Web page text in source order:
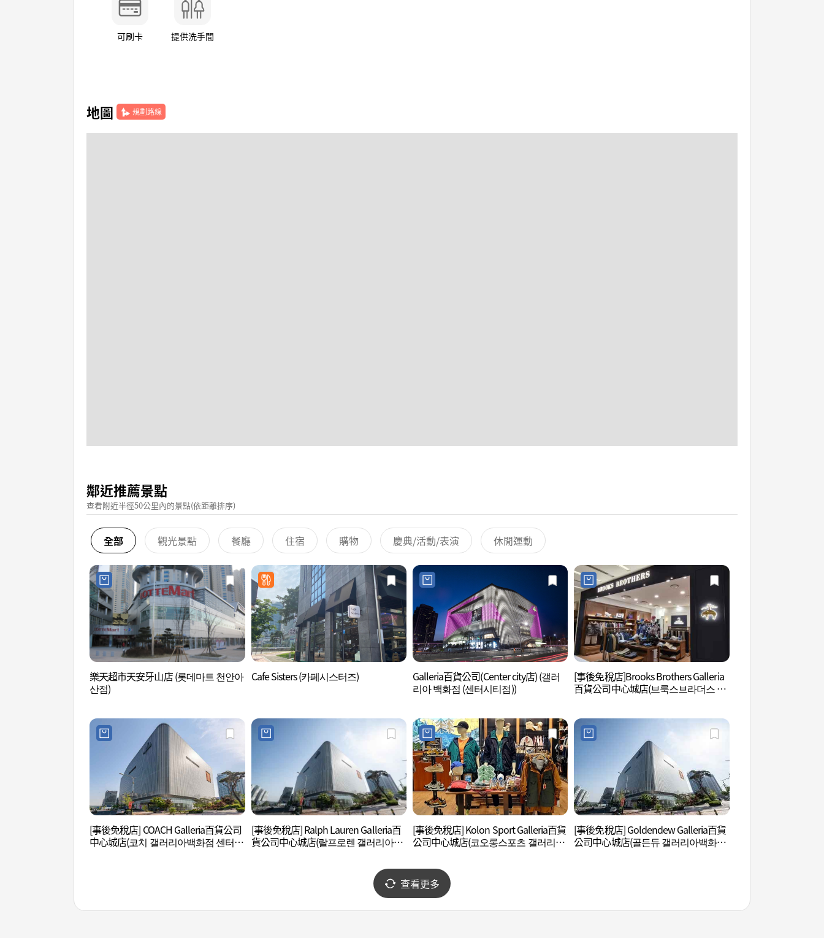
可刷卡 提供洗手間
地圖 規劃路線
鄰近推薦景點
查看附近半徑50公里內的景點(依距離排序)
全部 觀光景點 餐廳 住宿 購物 慶典/活動/表演 休閒運動
樂天超市天安牙山店 (롯데마트 천안아
산점)
Cafe Sisters (카페시스터즈)
Galleria百貨公司(Center city店) (갤러
리아 백화점 (센터시티점))
[事後免稅店]Brooks Brothers Galleria
百貨公司中心城店(브룩스브라더스 갤
[事後免稅店] COACH Galleria百貨公司
中心城店(코치 갤러리아백화점 센터시
[事後免稅店] Ralph Lauren Galleria百
貨公司中心城店(랄프로렌 갤러리아백
[事後免稅店] Kolon Sport Galleria百貨
公司中心城店(코오롱스포츠 갤러리아
[事後免稅店] Goldendew Galleria百貨
公司中心城店(골든듀 갤러리아백화점
查看更多